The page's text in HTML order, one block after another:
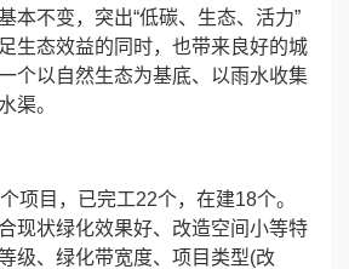
本不变，突出“低碳、生态、活力”
生态效益的同时，也带来良好的城
个以自然生态为基底、以雨水收集
渠。
项目，已完工22个，在建18个。
现状绿化效果好、改造空间小等特
级、绿化带宽度、项目类型(改